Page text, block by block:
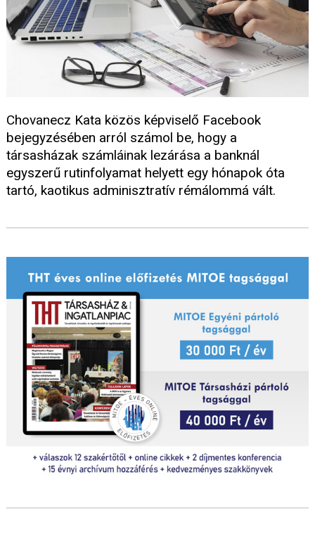
Chovanecz Kata közös képviselő Facebook
bejegyzésében arról számol be, hogy a
társasházak számláinak lezárása a banknál
egyszerű rutinfolyamat helyett egy hónapok óta
tartó, kaotikus adminisztratív rémálommá vált.